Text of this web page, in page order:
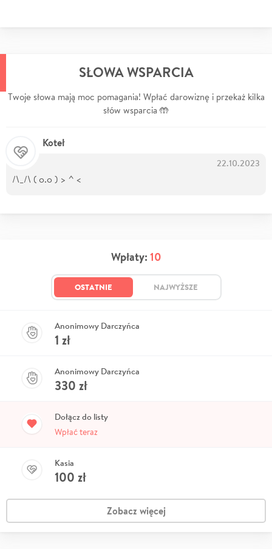
SŁOWA WSPARCIA
Twoje słowa mają moc pomagania! Wpłać darowiznę i przekaż kilka
słów wsparcia 🤲
Koteł
22.10.2023
/\_/\ ( o.o ) > ^ <
Wpłaty: 10
OSTATNIE NAJWYŻSZE
Anonimowy Darczyńca
1 zł
Anonimowy Darczyńca
330 zł
Dołącz do listy
Wpłać teraz
Kasia
100 zł
Zobacz więcej